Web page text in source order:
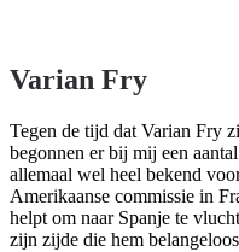
Varian Fry
Tegen de tijd dat Varian Fry
begonnen er bij mij een
allemaal wel heel bekend
Amerikaanse commissie in
helpt om naar Spanje te
zijn zijde die hem